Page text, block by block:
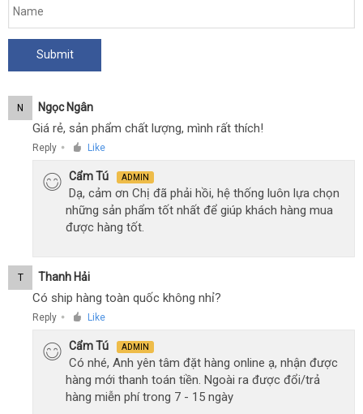
N Ngọc Ngân
Giá rẻ, sản phẩm chất lượng, mình rất thích!
Reply ● Like
Cẩm Tú ADMIN
Dạ, cảm ơn Chị đã phải hồi, hệ thống luôn lựa chọn
những sản phẩm tốt nhất để giúp khách hàng mua
được hàng tốt.
T Thanh Hải
Có ship hàng toàn quốc không nhỉ?
Reply ● Like
Cẩm Tú ADMIN
Có nhé, Anh yên tâm đặt hàng online ạ, nhận được
hàng mới thanh toán tiền. Ngoài ra được đổi/trả
hàng miễn phí trong 7 - 15 ngày